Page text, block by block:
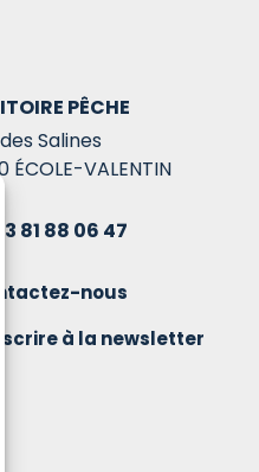
PÊCHE
Salines
ÉCOLE-VALENTIN
03 81 88 06 47
nous
à la newsletter